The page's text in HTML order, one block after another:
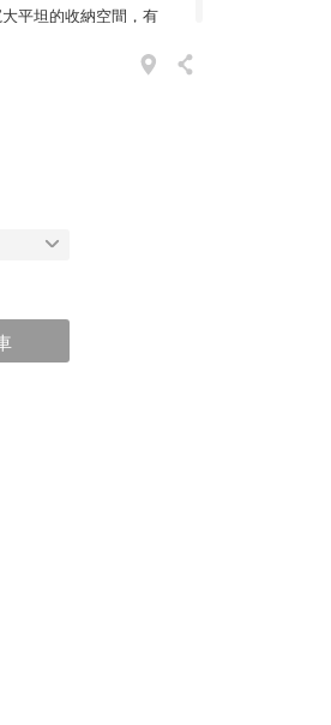
平坦的收納空間，有
成的些微縫隙，營造
業空間或公共區域，
散發日式和風與東方
，便與傢俱品牌 Time
了傳統日本工藝和生